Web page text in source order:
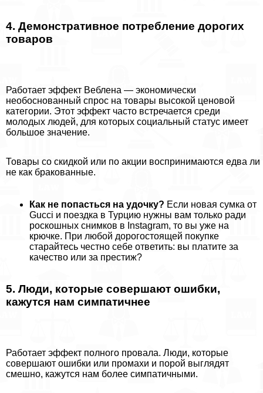
4. Демонстративное потрeбление дорогих
товаров
Работает эффект Вeблена — экономически
необоснованный спрос на товары высокой ценовой
категории. Этот эффект часто встречается среди
молодых людей, для которых социальный статус имеет
большое значение.
Товары со скидкой или по акции воспринимаются едва ли
не как бpaкованные.
Как не попасться на удочку? Если новая сумка от
Gucci и поездка в Турцию нужны вам только ради
роскошных снимков в Instagram, то вы уже на
крючке. При любой дорогостоящей покупке
старайтесь честно себе ответить: вы платите за
качество или за престиж?
5. Люди, которые совершают ошибки,
кажутся нам симпатичнее
Работает эффект полного провала. Люди, которые
совершают ошибки или промахи и порой выглядят
смешно, кажутся нам более симпатичными.